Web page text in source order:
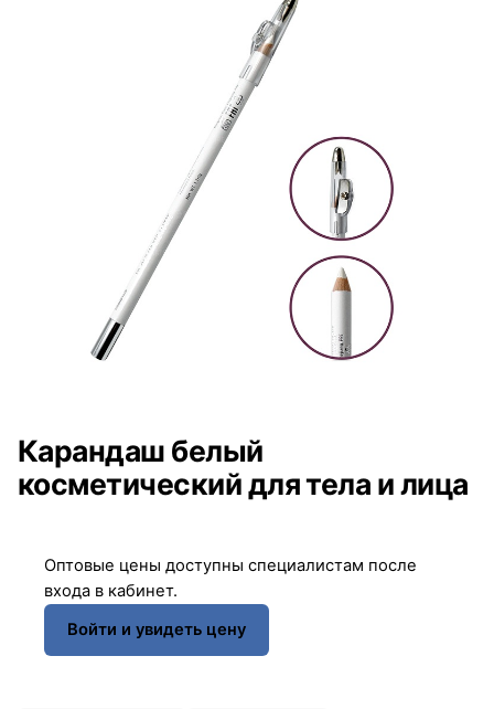
Карандаш белый
косметический для тела и лица
Оптовые цены доступны специалистам после
входа в кабинет.
Войти и увидеть цену